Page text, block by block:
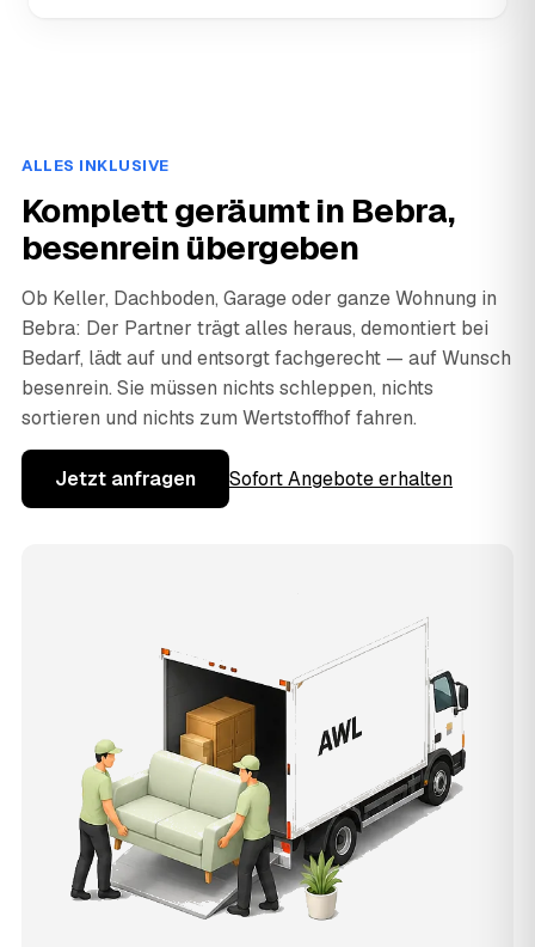
ALLES INKLUSIVE
Komplett geräumt in Bebra,
besenrein übergeben
Ob Keller, Dachboden, Garage oder ganze Wohnung in
Bebra: Der Partner trägt alles heraus, demontiert bei
Bedarf, lädt auf und entsorgt fachgerecht — auf Wunsch
besenrein. Sie müssen nichts schleppen, nichts
sortieren und nichts zum Wertstoffhof fahren.
Jetzt anfragen Sofort Angebote erhalten